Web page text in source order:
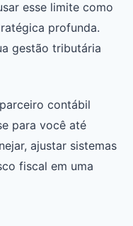
esse limite como
profunda.
gestão tributária
contábil
para você até
ajustar sistemas
fiscal em uma